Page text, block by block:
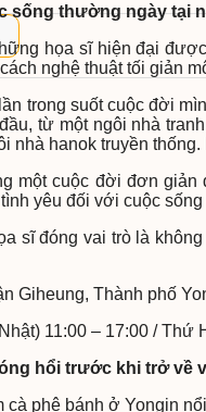
sống thường ngày tại
họa sĩ hiện đại
nghệ thuật tối giản
trong suốt cuộc đời
từ một ngôi nhà
nhà hanok truyền
một cuộc đời đơn
yêu đối với cuộc
sĩ đóng vai trò là
Giheung, Thành phố
11:00 – 17:00 / Thứ
hổi trước khi trở về
cà phê bánh ở Yongin